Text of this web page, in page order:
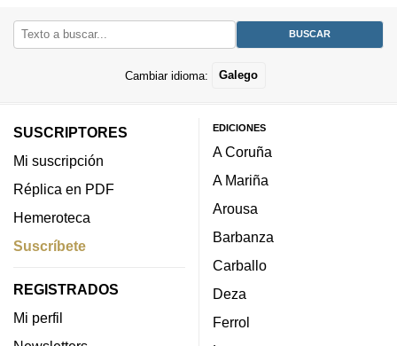
Cambiar idioma: Galego
SUSCRIPTORES
Mi suscripción
Réplica en PDF
Hemeroteca
Suscríbete
REGISTRADOS
Mi perfil
EDICIONES
A Coruña
A Mariña
Arousa
Barbanza
Carballo
Deza
Ferrol